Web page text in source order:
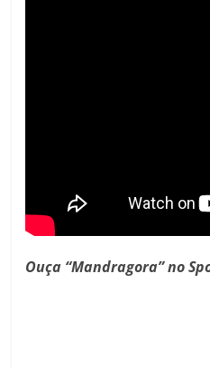
Ouça “Mandragora” no